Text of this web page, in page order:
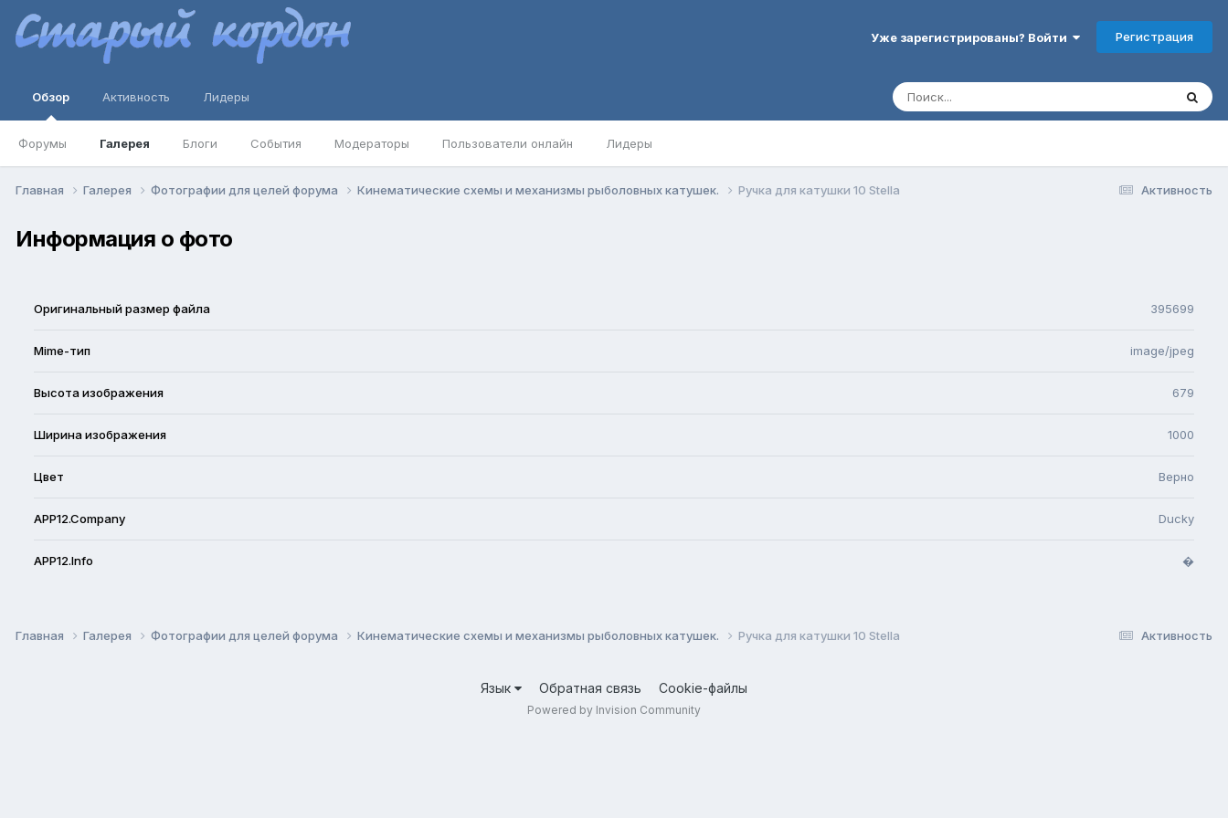
Уже зарегистрированы? Войти Регистрация
Обзор
Форумы Галерея Блоги События Модераторы Пользователи онлайн Лидеры
Активность Лидеры
Активность
Главная Галерея Фотографии для целей форума Кинематические схемы и механизмы рыболовных катушек. Ручка для катушки 10 Stella
Информация о фото
Оригинальный размер файла 395699
Mime-тип image/jpeg
Высота изображения 679
Ширина изображения 1000
Цвет Верно
APP12.Company Ducky
APP12.Info �
Активность
Главная Галерея Фотографии для целей форума Кинематические схемы и механизмы рыболовных катушек. Ручка для катушки 10 Stella
Язык Обратная связь Cookie-файлы
Powered by Invision Community